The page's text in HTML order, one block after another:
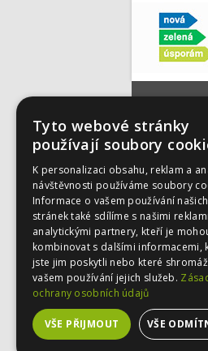
Čs.
160 00
IČO:
DIČ:
BÚ:
Tyto webové stránky
používají soubory
K personalizaci obsahu, reklam a
návštěvnosti používáme soubory
Informace o vašem používání našich
stránek také sdílíme s našimi
analytickými partnery, kteří je
kombinovat s dalšími informacemi,
jste jim poskytli nebo které
vašem používání jejich služeb.
ochrany osobních údajů
VŠE PŘIJMOUT VŠE